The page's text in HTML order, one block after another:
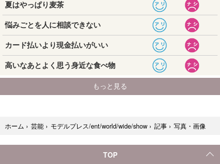
ホーム › 芸能 › モデルプレス/ent/world/wide/show › 記事 › 写真・画像
TOP